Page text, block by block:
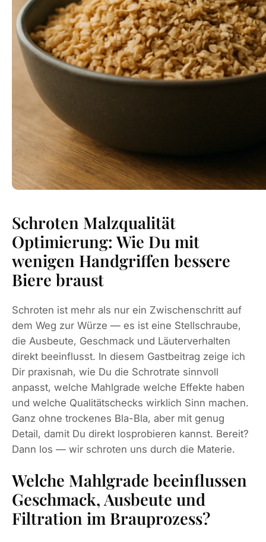
Schroten Malzqualität
Optimierung: Wie Du mit
wenigen Handgriffen bessere
Biere braust
Schroten ist mehr als nur ein Zwischenschritt auf
dem Weg zur Würze — es ist eine Stellschraube,
die Ausbeute, Geschmack und Läuterverhalten
direkt beeinflusst. In diesem Gastbeitrag zeige ich
Dir praxisnah, wie Du die Schrotrate sinnvoll
anpasst, welche Mahlgrade welche Effekte haben
und welche Qualitätschecks wirklich Sinn machen.
Ganz ohne trockenes Bla-Bla, aber mit genug
Detail, damit Du direkt losprobieren kannst. Bereit?
Dann los — wir schroten uns durch die Materie.
Welche Mahlgrade beeinflussen
Geschmack, Ausbeute und
Filtration im Brauprozess?